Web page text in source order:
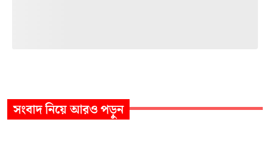
সংবাদনিয়ে আরও পড়ুন